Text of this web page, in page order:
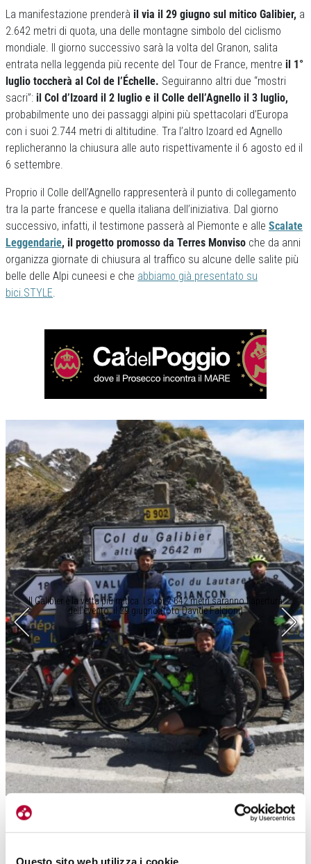
Questo sito web utilizza i cookie
La manifestazione prenderà il via il 29 giugno sul mitico Galibier, a
2.642 metri di quota, una delle montagne simbolo del ciclismo
mondiale. Il giorno successivo sarà la volta del Granon, salita
entrata nella leggenda più recente del Tour de France, mentre il 1°
luglio toccherà al Col de l’Échelle. Seguiranno altri due “mostri
sacri”: il Col d’Izoard il 2 luglio e il Colle dell’Agnello il 3 luglio,
probabilmente uno dei passaggi alpini più spettacolari d’Europa
con i suoi 2.744 metri di altitudine. Tra l’altro Izoard ed Agnello
replicheranno la chiusura alle auto rispettivamente il 6 agosto ed il
6 settembre.
Proprio il Colle dell’Agnello rappresenterà il punto di collegamento
tra la parte francese e quella italiana dell’iniziativa. Dal giorno
successivo, infatti, il testimone passerà al Piemonte e alle Scalate
Leggendarie, il progetto promosso da Terres Monviso che da anni
organizza giornate di chiusura al traffico su alcune delle salite più
belle delle Alpi cuneesi e che abbiamo già presentato su
bici.STYLE.
Il Galibier è la vetta più mitica. I suoi 2.642 metri saranno l’apertura
dell’evento, il 29 giugno (foto Davide Falcioni)